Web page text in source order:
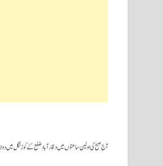
آج صبح کی اولین ساعتوں میں وقارآباد ضلع کے کوڑنگل میں دو لاریوں کے درمیان بھیانک تصادم کے